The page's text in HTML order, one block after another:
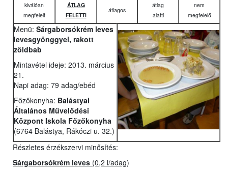
kiválóan
megfelelt
ÁTLAG
FELETTI
átlagos
átlag
alatti
nem
megfelelő
Menü: Sárgaborsókrém leves
levesgyönggyel, rakott
zöldbab
Mintavétel ideje: 2013. március
21.
Napi adag: 79 adag/ebéd
Főzőkonyha: Balástyai
Általános Művelődési
Központ Iskola Főzőkonyha
(6764 Balástya, Rákóczi u. 32.)
Részletes érzékszervi minősítés:
Sárgaborsókrém leves (0,2 l/adag)